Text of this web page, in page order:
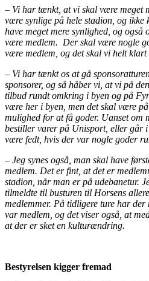
– Vi har tænkt, at vi skal være meget
være synlige på hele stadion, og
have meget mere synlighed, og
være medlem. Der skal være nogle
være medlem, og det skal vi helt klart
– Vi har tænkt os at gå
sponsorer, og så håber vi, at vi på
tilbud rundt omkring i byen og på
være her i byen, men det skal være
mulighed for at få goder. Uanset om
bestiller varer på Unisport, eller går i
være fedt, hvis der var nogle goder
– Jeg synes også, man skal have
medlem. Det er fint, at det er
stadion, når man er på udebanetur.
tilmeldte til busturen til Horsens
medlemmer. På tidligere ture har
var medlem, og det viser også, at
at der er sket en kulturændring.
Bestyrelsen kigger fremad